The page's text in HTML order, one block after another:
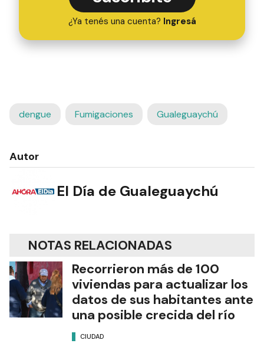
¿Ya tenés una cuenta? Ingresá
dengue Fumigaciones Gualeguaychú
Autor
El Día de Gualeguaychú
NOTAS RELACIONADAS
Recorrieron más de 100
viviendas para actualizar los
datos de sus habitantes ante
una posible crecida del río
CIUDAD